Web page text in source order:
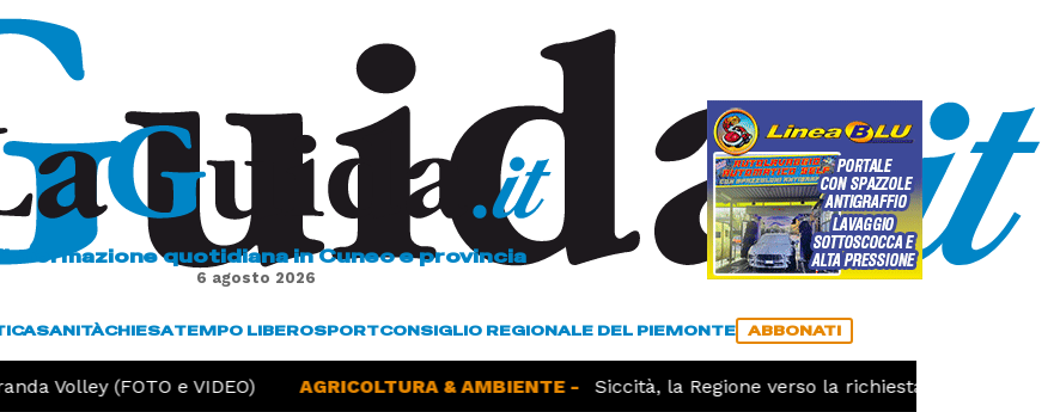
quotidiana in Cuneo e provincia
6 agosto 2026
SANITÀCHIESATEMPO LIBEROSPORTCONSIGLIO REGIONALE DEL PIEMONTE ABBONATI
Volley (FOTO e VIDEO) AGRICOLTURA & AMBIENTE - Siccità, la Regione verso la richiesta dello stato di